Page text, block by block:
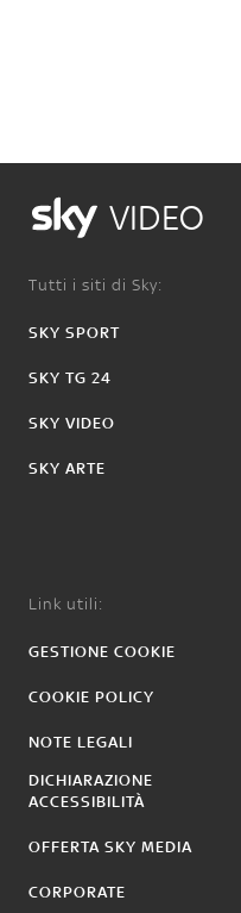
VIDEO
Tutti i siti di Sky:
SKY SPORT
SKY TG 24
SKY VIDEO
SKY ARTE
Link utili:
GESTIONE COOKIE
COOKIE POLICY
NOTE LEGALI
DICHIARAZIONE
ACCESSIBILITÀ
OFFERTA SKY MEDIA
CORPORATE